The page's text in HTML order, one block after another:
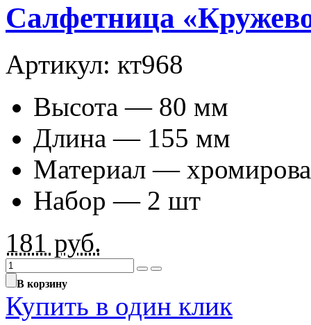
Салфетница
Артикул: кт968
Высота — 80 мм
Длина — 155 мм
Материал —
Набор — 2 шт
181 руб.
В корзину
Купить в один клик